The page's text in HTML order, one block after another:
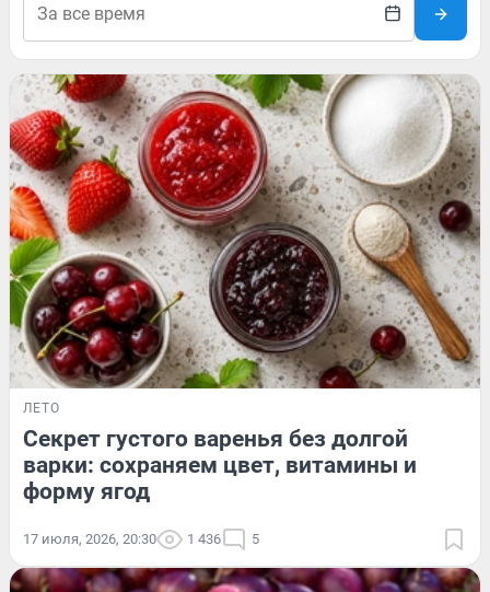
ЛЕТО
Секрет густого варенья без долгой
варки: сохраняем цвет, витамины и
форму ягод
17 июля, 2026, 20:30 1 436 5